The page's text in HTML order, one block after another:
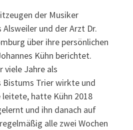
der Musiker
und der Arzt Dr.
über ihre persönlichen
Kühn berichtet.
viele Jahre als
Bistums Trier wirkte und
leitete, hatte Kühn 2018
und ihn danach auf
alle zwei Wochen